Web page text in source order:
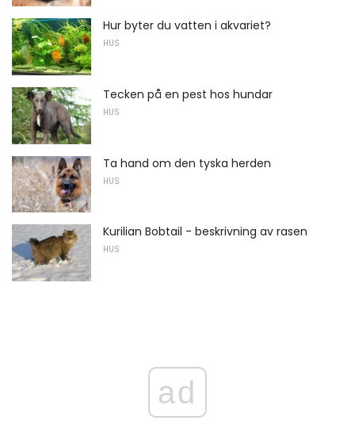
Hur byter du vatten i akvariet?
HUS
Tecken på en pest hos hundar
HUS
Ta hand om den tyska herden
HUS
Kurilian Bobtail - beskrivning av rasen
HUS
ad